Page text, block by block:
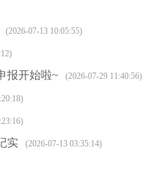
(2026-07-13 10:05:55)
报开始啦~ (2026-07-29 11:40:56)
实 (2026-07-13 03:35:14)